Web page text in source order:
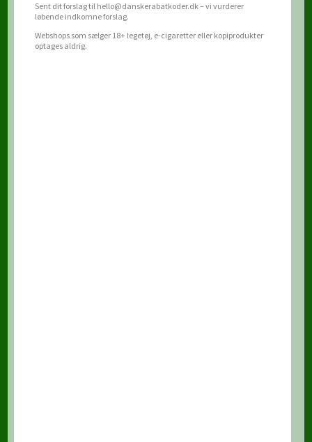
Sent dit forslag til hello@danskerabatkoder.dk – vi vurderer
løbende indkomne forslag.
Webshops som sælger 18+ legetøj, e-cigaretter eller kopiprodukter
optages aldrig.